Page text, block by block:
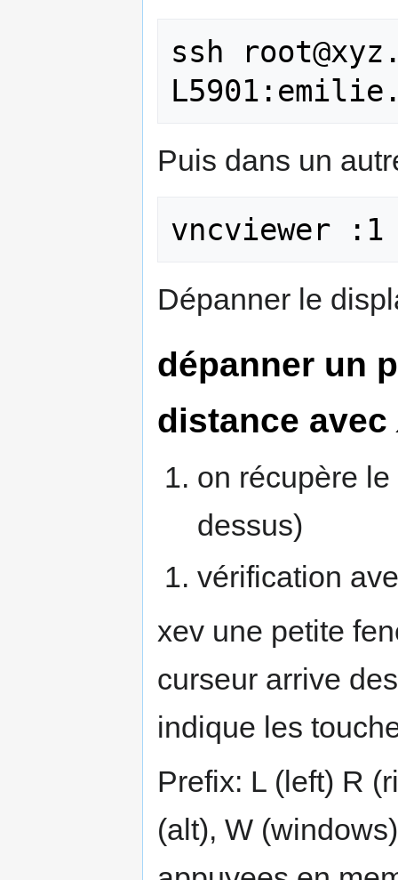
ssh
Puis dans un
Dépanner le
dépanner un
distance avec
on récupère
dessus)
vérification
xev une petite
curseur arrive
indique les
Prefix: L (left) R
(alt), W